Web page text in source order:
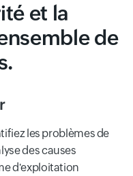
et la
de
les problèmes de
des causes
d'exploitation